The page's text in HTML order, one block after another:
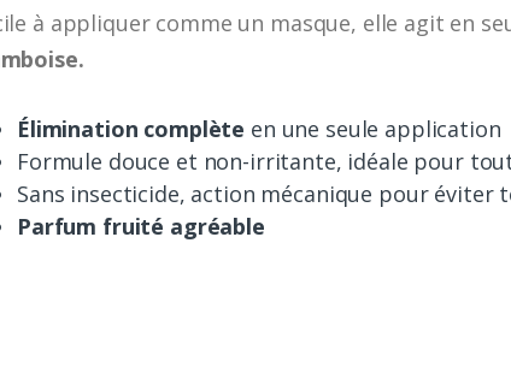
à appliquer comme un masque, elle agit en
Élimination complète en une seule application
Formule douce et non-irritante, idéale pour
Sans insecticide, action mécanique pour éviter
Parfum fruité agréable